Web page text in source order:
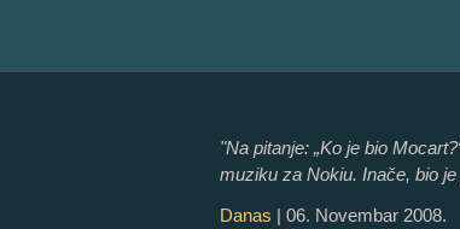
"Na pitanje: „Ko je bio
muziku za Nokiu. Inače, bio
Danas | 06. Novembar 2008.